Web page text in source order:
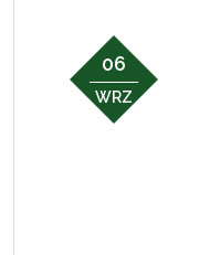
06
WRZ